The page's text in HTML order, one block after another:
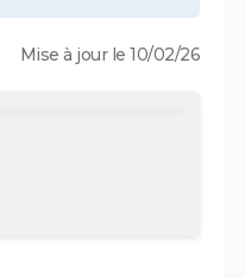
Mise à jour le 10/02/26